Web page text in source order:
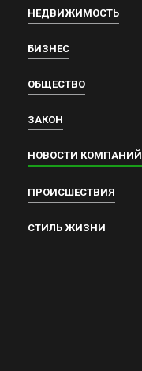
НЕДВИЖИМОСТЬ
БИЗНЕС
ОБЩЕСТВО
ЗАКОН
НОВОСТИ КОМПАНИЙ
ПРОИСШЕСТВИЯ
СТИЛЬ ЖИЗНИ